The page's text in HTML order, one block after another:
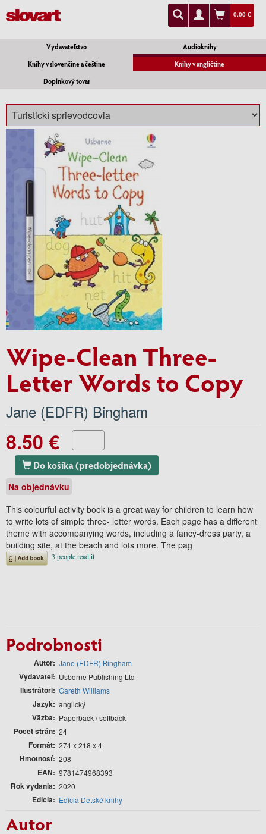
0.00 €
Vydavateľstvo
Audioknihy
Knihy v slovenčine a češtine
Knihy v angličtine
Doplnkový tovar
Wipe-Clean Three-
Letter Words to Copy
Jane (EDFR) Bingham
8.50 €
Do košíka (predobjednávka)
Na objednávku
This colourful activity book is a great way for children to learn how
to write lots of simple three- letter words. Each page has a different
theme with accompanying words, including a fancy-dress party, a
building site, at the beach and lots more. The pag
Podrobnosti
Autor Jane (EDFR) Bingham
Vydavateľ Usborne Publishing Ltd
Ilustrátori Gareth Williams
Jazyk anglický
Väzba Paperback / softback
Počet strán 24
Formát 274 x 218 x 4
Hmotnosť 208
EAN 9781474968393
Rok vydania 2020
Edícia Edícia Detské knihy
Autor